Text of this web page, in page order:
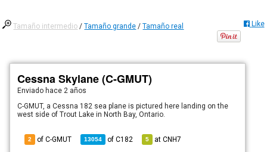
Tamaño intermedio /Tamaño grande /Tamaño real Like
Cessna Skylane (C-GMUT)
Enviado hace 2 años
C-GMUT, a Cessna 182 sea plane is pictured here landing on the
west side of Trout Lake in North Bay, Ontario.
2 of C-GMUT 13054 ofC182 5 atCNH7